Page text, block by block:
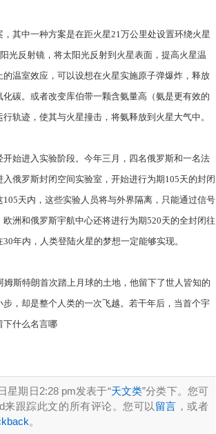
其中一种方案是在距火星21万公里处设置环绕火星
光反射镜，将太阳光反射到火星表面，提高火星温
的温室效应，可以设想在火星实施原子弹爆炸，释放
碳。或者改变库伯带一颗含氨量高（氨是更有效的
轨迹，使其与火星撞击，将氨释放到火星大气中。
开始进入实验阶段。今年三月，四名俄罗斯和一名法
入俄罗斯封闭空间实验室，开始进行为期105天的封闭
天内，这些实验人员将与外界隔离，只能通过信号
洲和俄罗斯宇航中心还将进行为期520天的全封闭往
年内，人类登陆火星的梦想一定能够实现。
姆斯特朗首次踏上月球的土地，他留下了世人皆知的
，却是整个人类的一次飞越。若干年后，当首个宇
下什么名言哪
星期日2:28 pm发表于“天文类”分类下。您可
来跟踪此文的所有评论。您可以 留言 ，或者
。